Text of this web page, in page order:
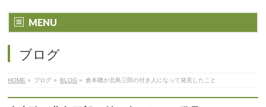
MENU
ブログ
HOME » ブログ » BLOG » 倉本聰が北島三郎の付き人になって発見したこと